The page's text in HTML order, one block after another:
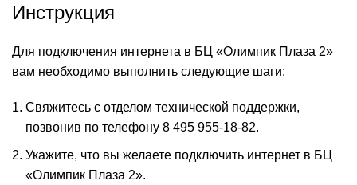
Инструкция
Для подключения интернета в БЦ «Олимпик Плаза 2»
вам необходимо выполнить следующие шаги:
Свяжитесь с отделом технической поддержки,
позвонив по телефону 8 495 955-18-82.
Укажите, что вы желаете подключить интернет в БЦ
«Олимпик Плаза 2».